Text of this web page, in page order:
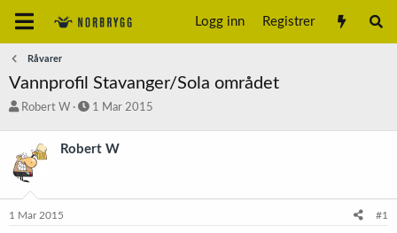
Logg inn Registrer
Råvarer
Vannprofil Stavanger/Sola området
T
d
s
a
r
Robert W
S
r
a
1 Mar 2015
Robert W
1 Mar 2015 #1